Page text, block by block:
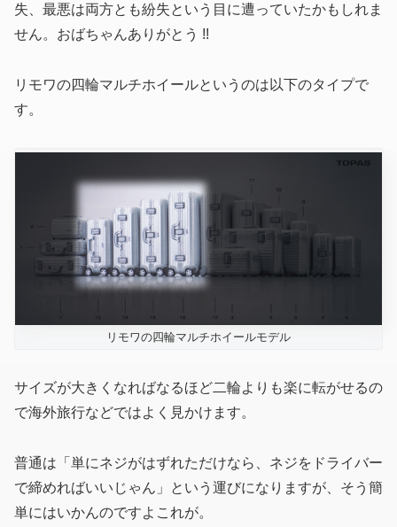
失、最悪は両方とも紛失という目に遭っていたかもしれま
せん。おばちゃんありがとう !!
リモワの四輪マルチホイールというのは以下のタイプで
す。
リモワの四輪マルチホイールモデル
サイズが大きくなればなるほど二輪よりも楽に転がせるの
で海外旅行などではよく見かけます。
普通は「単にネジがはずれただけなら、ネジをドライバー
で締めればいいじゃん」という運びになりますが、そう簡
単にはいかんのですよこれが。